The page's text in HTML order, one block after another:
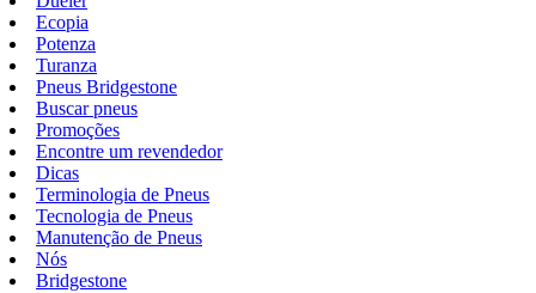
Ecopia
Potenza
Turanza
Pneus Bridgestone
Buscar pneus
Promoções
Encontre um revendedor
Dicas
Terminologia de Pneus
Tecnologia de Pneus
Manutenção de Pneus
Nós
Bridgestone